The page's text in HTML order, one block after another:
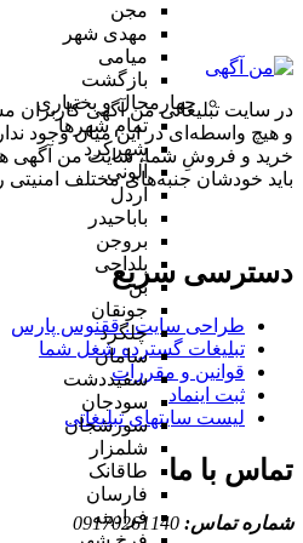
مجن
مهدی شهر
میامی
بازگشت
چهارمحال و بختیاری
تمام شهر‌ها
شهرکرد
آلونی
اردل
باباحیدر
بروجن
بلداجی
بن
جونقان
چلگرد
سامان
سفیددشت
سودجان
سورشجان
شلمزار
طاقانک
فارسان
فرادبنه
در سایت تبلیغاتی من آگهی کاربران
و هیچ واسطه‌ای در این میان وجود
خرید و فروشِ شما، سایت من آگهی
باید خودشان جنبه‌های مختلف امنیتی
دسترسی سریع
طراحی سایت :‌ ققنوس پارس
تبلیغات گسترده شغل شما
قوانین و مقررات
ثبت اینماد
لیست سایتهای تبلیغاتی
تماس با ما
شماره تماس: 09170261140